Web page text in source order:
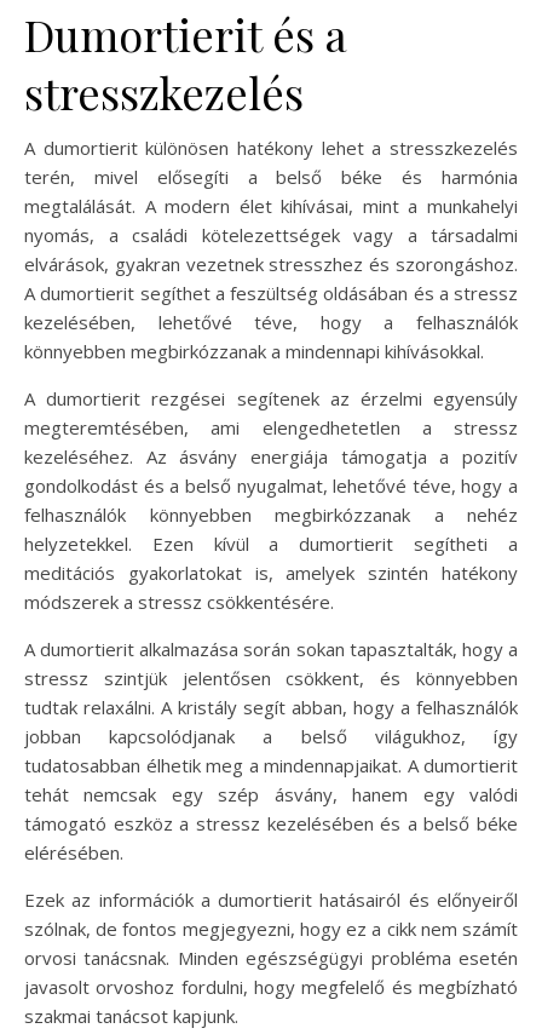
Dumortierit és a
stresszkezelés
A dumortierit különösen hatékony lehet a stresszkezelés
terén, mivel elősegíti a belső béke és harmónia
megtalálását. A modern élet kihívásai, mint a munkahelyi
nyomás, a családi kötelezettségek vagy a társadalmi
elvárások, gyakran vezetnek stresszhez és szorongáshoz.
A dumortierit segíthet a feszültség oldásában és a stressz
kezelésében, lehetővé téve, hogy a felhasználók
könnyebben megbirkózzanak a mindennapi kihívásokkal.
A dumortierit rezgései segítenek az érzelmi egyensúly
megteremtésében, ami elengedhetetlen a stressz
kezeléséhez. Az ásvány energiája támogatja a pozitív
gondolkodást és a belső nyugalmat, lehetővé téve, hogy a
felhasználók könnyebben megbirkózzanak a nehéz
helyzetekkel. Ezen kívül a dumortierit segítheti a
meditációs gyakorlatokat is, amelyek szintén hatékony
módszerek a stressz csökkentésére.
A dumortierit alkalmazása során sokan tapasztalták, hogy a
stressz szintjük jelentősen csökkent, és könnyebben
tudtak relaxálni. A kristály segít abban, hogy a felhasználók
jobban kapcsolódjanak a belső világukhoz, így
tudatosabban élhetik meg a mindennapjaikat. A dumortierit
tehát nemcsak egy szép ásvány, hanem egy valódi
támogató eszköz a stressz kezelésében és a belső béke
elérésében.
Ezek az információk a dumortierit hatásairól és előnyeiről
szólnak, de fontos megjegyezni, hogy ez a cikk nem számít
orvosi tanácsnak. Minden egészségügyi probléma esetén
javasolt orvoshoz fordulni, hogy megfelelő és megbízható
szakmai tanácsot kapjunk.